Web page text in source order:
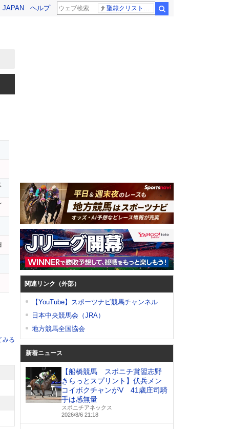
JAPAN ヘルプ
みる
関連リンク（外部）
【YouTube】スポーツナビ競馬チャンネル
日本中央競馬会（JRA）
地方競馬全国協会
新着ニュース
【船橋競馬 スポニチ賞習志野
きらっとスプリント】伏兵メン
コイボクチャンがV 41歳庄司騎
手は感無量
スポニチアネックス
2026/8/6 21:18